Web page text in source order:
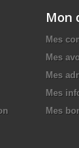
Mon
Mes
Mes
Mes
Mes
Mes